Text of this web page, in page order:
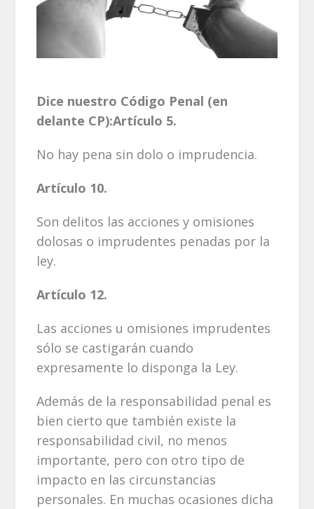
Dice nuestro Código Penal (en
delante CP):Artículo 5.
No hay pena sin dolo o imprudencia.
Artículo 10.
Son delitos las acciones y omisiones
dolosas o imprudentes penadas por la
ley.
Artículo 12.
Las acciones u omisiones imprudentes
sólo se castigarán cuando
expresamente lo disponga la Ley.
Además de la responsabilidad penal es
bien cierto que también existe la
responsabilidad civil, no menos
importante, pero con otro tipo de
impacto en las circunstancias
personales. En muchas ocasiones dicha